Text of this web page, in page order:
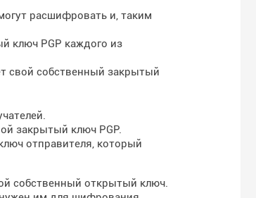
расшифровать и, таким
ключ PGP каждого из
свой собственный закрытый
закрытый ключ PGP.
отправителя, который
собственный открытый ключ.